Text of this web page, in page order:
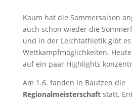
Kaum hat die Sommersaison
auch schon wieder die
und in der Leichtathletik gibt es
Wettkampfmöglichkeiten.
auf ein paar Highlights
Am 1.6. fanden in Bautzen die
Regionalmeisterschaftstatt.